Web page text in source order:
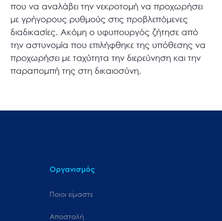
που να αναλάβει την νεκροτομή να προχωρήσει
με γρήγορους ρυθμούς στις προβλεπόμενες
διαδικασίες. Ακόμη ο υφυπουργός ζήτησε από
την αστυνομία που επιλήφθηκε της υπόθεσης να
προχωρήσει με ταχύτητα την διερεύνηση και την
παραπομπή της στη δικαιοσύνη.
Οργανισμός
Ποιοι είμαστε
Αποστολή